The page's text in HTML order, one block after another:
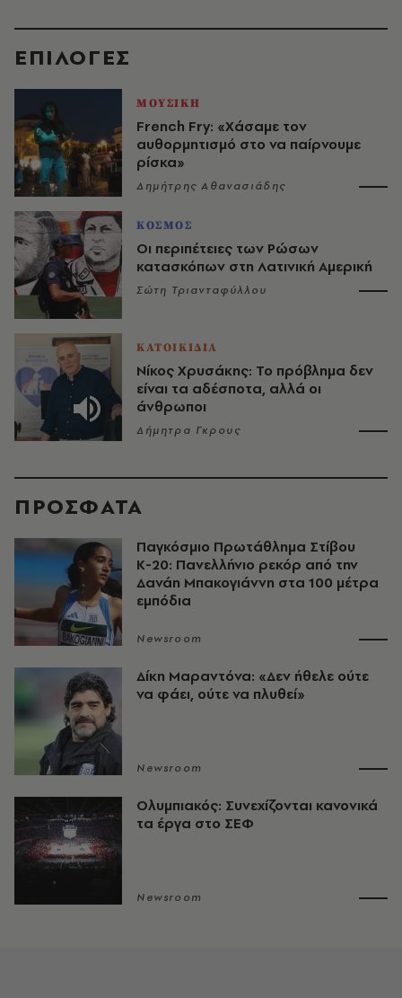
EΠΙΛΟΓΈΣ
ΜΟΥΣΙΚΗ
French Fry: «Χάσαμε τον
αυθορμητισμό στο να παίρνουμε
ρίσκα»
Δημήτρης Αθανασιάδης
ΚΟΣΜΟΣ
Οι περιπέτειες των Ρώσων
κατασκόπων στη Λατινική Αμερική
Σώτη Τριανταφύλλου
ΚΑΤΟΙΚΙΔΙΑ
Νίκος Χρυσάκης: Το πρόβλημα δεν
είναι τα αδέσποτα, αλλά οι
άνθρωποι
Δήμητρα Γκρους
ΠΡΟΣΦΑΤΑ
Παγκόσμιο Πρωτάθλημα Στίβου
Κ-20: Πανελλήνιο ρεκόρ από την
Δανάη Μπακογιάννη στα 100 μέτρα
εμπόδια
Newsroom
Δίκη Μαραντόνα: «Δεν ήθελε ούτε
να φάει, ούτε να πλυθεί»
Newsroom
Ολυμπιακός: Συνεχίζονται κανονικά
τα έργα στο ΣΕΦ
Newsroom